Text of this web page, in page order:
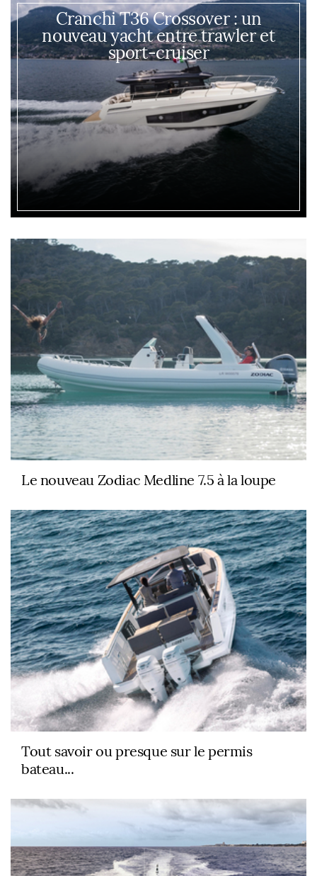
Cranchi T36 Crossover : un
nouveau yacht entre trawler et
sport-cruiser
Le nouveau Zodiac Medline 7.5 à la loupe
Tout savoir ou presque sur le permis
bateau...